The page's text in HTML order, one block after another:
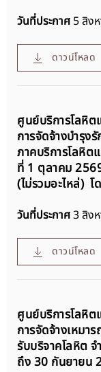
วันที่ประกาศ 5 สิง
ดาวน์โหลด
ศูนย์บริการโลหิต
การจัดจ้างบำรุ
ภาคบริการโลหิ
ที่ 1 ตุลาคม
(ไม่รวมอะไหล่) โ
วันที่ประกาศ3 สิง
ดาวน์โหลด
ศูนย์บริการโลหิต
การจัดจ้างเหม
รับบริจาคโลหิต
ถึง 30 กันยายน